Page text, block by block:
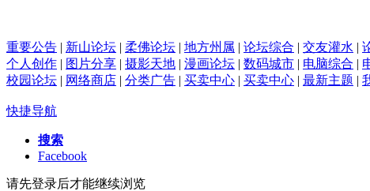
重要公告 | 新山论坛 | 柔佛论坛 | 地方州属 | 论坛综合 | 交友灌水 |
个人创作 | 图片分享 | 摄影天地 | 漫画论坛 | 数码城市 | 电脑综合 |
校园论坛 | 网络商店 | 分类广告 | 买卖中心 | 买卖中心 | 最新主题 |
快捷导航
搜索
Facebook
请先登录后才能继续浏览